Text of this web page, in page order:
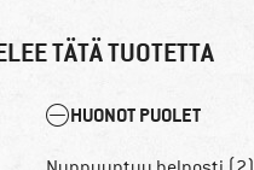
TÄTÄ TUOTETTA
HUONOT PUOLET